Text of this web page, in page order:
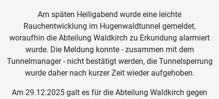
Am späten Heiligabend wurde eine leichte
Rauchentwicklung im Hugenwaldtunnel gemeldet,
woraufhin die Abteilung Waldkirch zu Erkundung alarmiert
wurde. Die Meldung konnte - zusammen mit dem
Tunnelmanager - nicht bestätigt werden, die Tunnelsperrung
wurde daher nach kurzer Zeit wieder aufgehoben.
Am 29.12.2025 galt es für die Abteilung Waldkirch gegen